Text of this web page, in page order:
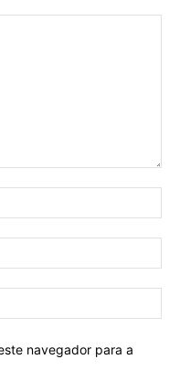
navegador para a